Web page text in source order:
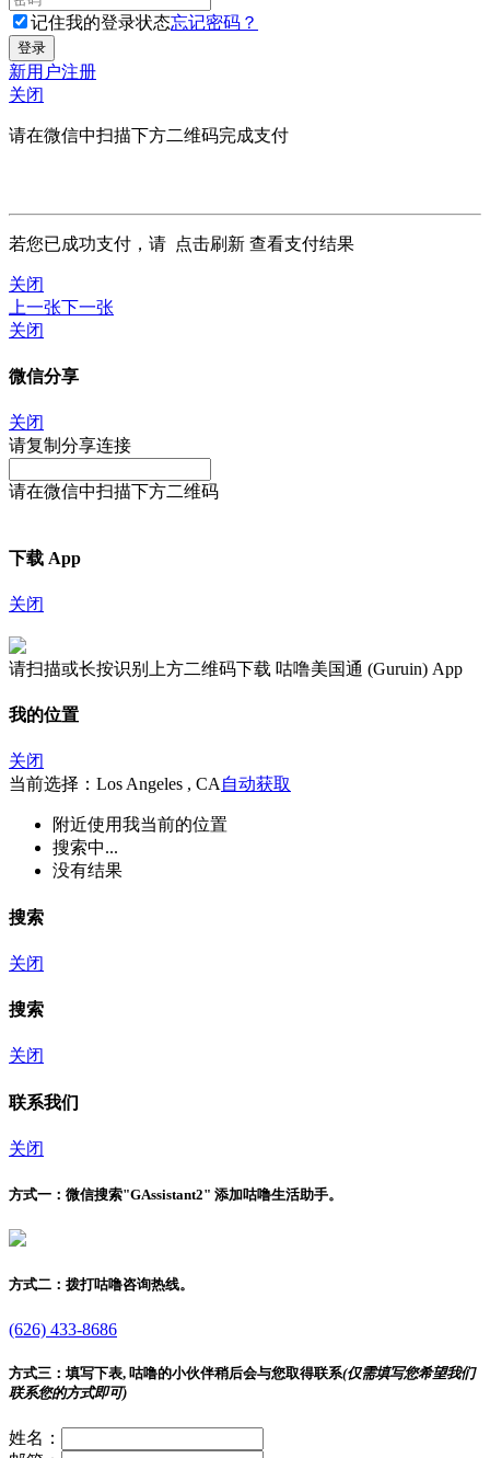
记住我的登录状态忘记密码？
新用户注册
关闭
请在微信中扫描下方二维码完成支付
若您已成功支付，请 点击刷新 查看支付结果
关闭
上一张下一张
关闭
微信分享
关闭
请复制分享连接
请在微信中扫描下方二维码
下载 App
关闭
请扫描或长按识别上方二维码下载 咕噜美国通 (Guruin) App
我的位置
关闭
当前选择：Los Angeles , CA 自动获取
附近使用我当前的位置
搜索中...
没有结果
搜索
关闭
搜索
关闭
联系我们
关闭
方式一： 微信搜索"GAssistant2" 添加咕噜生活助手。
方式二： 拨打咕噜咨询热线。
(626) 433-8686
方式三： 填写下表, 咕噜的小伙伴稍后会与您取得联系(仅需填写您希望我们
联系您的方式即可)
姓名：